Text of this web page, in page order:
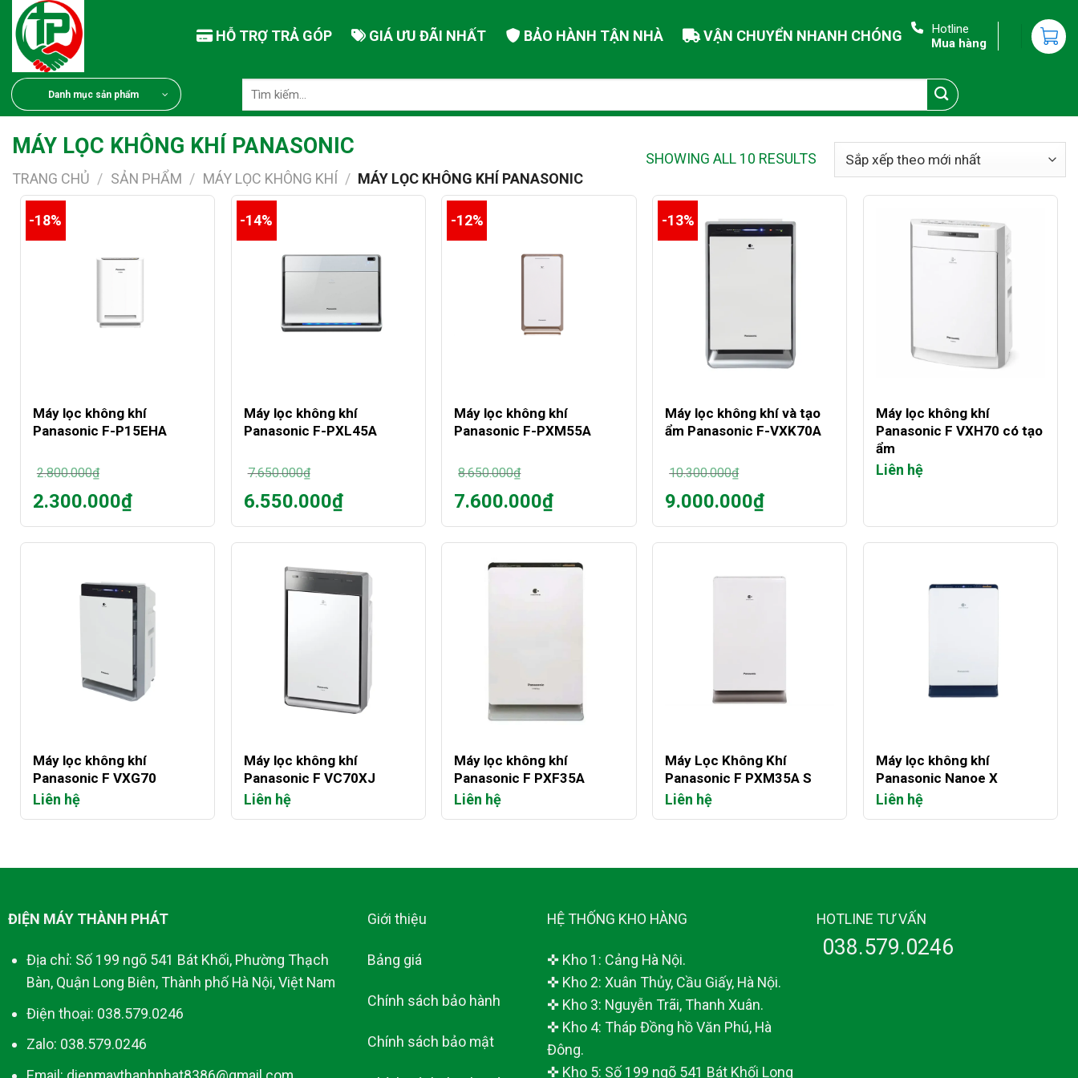
Chuyển
đến
dung
HỖ TRỢ TRẢ GÓP GIÁ ƯU ĐÃI NHẤT BẢO HÀNH TẬN NHÀ VẬN CHUYỂN NHANH CHÓNG
Hotline
Mua hàng
Danh mục sản phẩm
kiếm:
MÁY LỌC KHÔNG KHÍ PANASONIC
TRANG CHỦ / SẢN PHẨM / MÁY LỌC KHÔNG KHÍ / MÁY LỌC KHÔNG KHÍ PANASONIC
SHOWING ALL 10 RESULTS
-18%
Máy lọc không khí
Panasonic F-P15EHA
2.800.000₫
Giá
gốc
là:
2.300.000₫
-14%
Máy lọc không khí
Panasonic F-PXL45A
7.650.000₫
Giá
gốc
là:
6.550.000₫
6.550.000₫.
-12%
Máy lọc không khí
Panasonic F-PXM55A
8.650.000₫
Giá
gốc
là:
7.600.000₫
-13%
Máy lọc không khí và tạo
ẩm Panasonic F-VXK70A
10.300.000₫
Giá
gốc
là:
9.000.000₫
9.000.000₫.
Máy lọc không khí
Panasonic F VXH70 có tạo
ẩm
Liên hệ
Máy lọc không khí
Panasonic F VXG70
Liên hệ
Máy lọc không khí
Panasonic F VC70XJ
Liên hệ
Máy lọc không khí
Panasonic F PXF35A
Liên hệ
Máy Lọc Không Khí
Panasonic F PXM35A S
Liên hệ
Máy lọc không khí
Panasonic Nanoe X
Liên hệ
ĐIỆN MÁY THÀNH PHÁT
Địa chỉ: Số 199 ngõ 541 Bát Khối, Phường Thạch
Bàn, Quận Long Biên, Thành phố Hà Nội, Việt Nam
Điện thoại: 038.579.0246
Zalo: 038.579.0246
Giới thiệu
Bảng giá
Chính sách bảo hành
Chính sách bảo mật
HỆ THỐNG KHO HÀNG
✜ Kho 1: Cảng Hà Nội.
✜ Kho 2: Xuân Thủy, Cầu Giấy, Hà Nội.
✜ Kho 3: Nguyễn Trãi, Thanh Xuân.
✜ Kho 4: Tháp Đồng hồ Văn Phú, Hà
Đông.
✜ Kho 5: Số 199 ngõ 541 Bát Khối Long
HOTLINE TƯ VẤN
038.579.0246